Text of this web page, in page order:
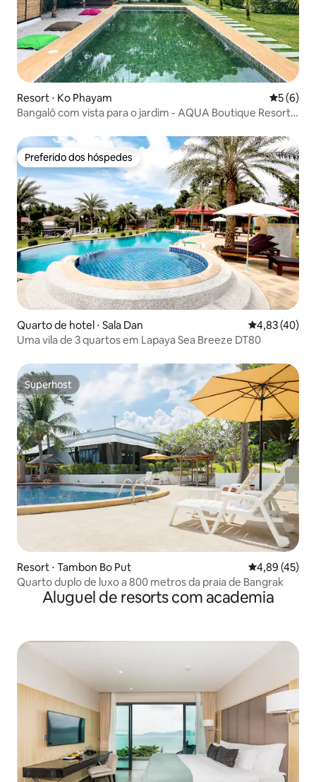
Resort ⋅ Ko Phayam 5 de
5 (6)
Bangalô com vista para o jardim - AQUA Boutique Resort
Preferido dos hóspedes
Preferido dos hóspedes
Quarto de hotel ⋅ Sala Dan 4,83 de uma
4,83 (40)
Uma vila de 3 quartos em Lapaya Sea Breeze DT80
Superhost
Superhost
Resort ⋅ Tambon Bo Put 4,89 de uma
4,89 (45)
Quarto duplo de luxo a 800 metros da praia de Bangrak
Aluguel de resorts com academia